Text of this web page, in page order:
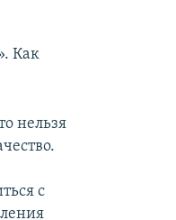
Как
нельзя
с